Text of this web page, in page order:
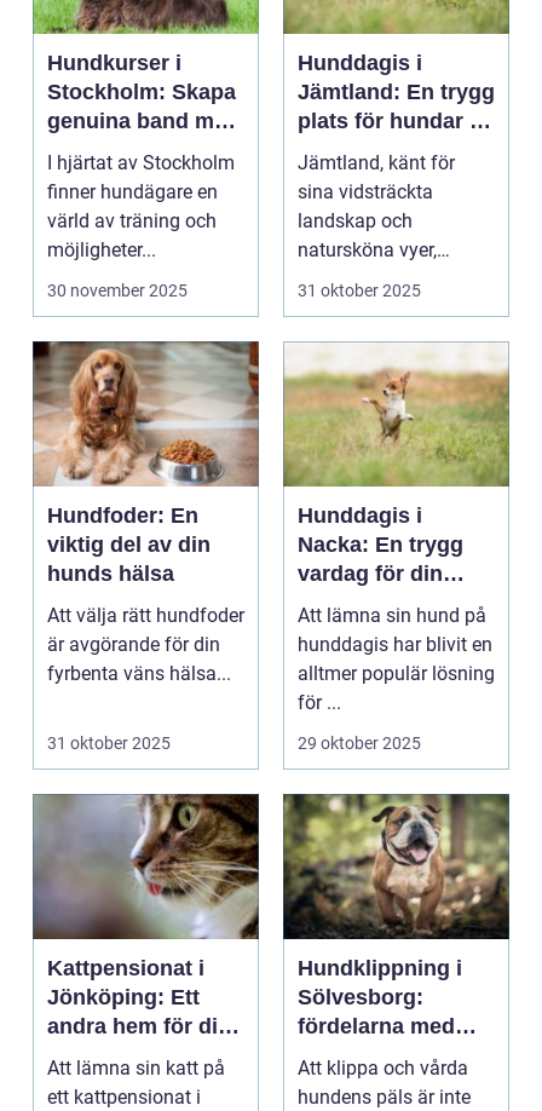
Hundkurser i
Stockholm: Skapa
genuina band med
din hund
I hjärtat av Stockholm
finner hundägare en
värld av träning och
möjligheter...
30 november 2025
Hunddagis i
Jämtland: En trygg
plats för hundar i
vårt vackra
landskap
Jämtland, känt för
sina vidsträckta
landskap och
natursköna vyer,
erbjuder ...
31 oktober 2025
Hundfoder: En
viktig del av din
hunds hälsa
Att välja rätt hundfoder
är avgörande för din
fyrbenta väns hälsa...
31 oktober 2025
Hunddagis i
Nacka: En trygg
vardag för din
fyrbenta vän
Att lämna sin hund på
hunddagis har blivit en
alltmer populär lösning
för ...
29 oktober 2025
Kattpensionat i
Jönköping: Ett
andra hem för din
katt
Att lämna sin katt på
ett kattpensionat i
Hundklippning i
Sölvesborg:
fördelarna med
professionell
pälsvård
Att klippa och vårda
hundens päls är inte